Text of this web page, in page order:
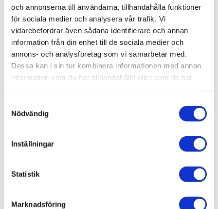
och annonserna till användarna, tillhandahålla funktioner
för sociala medier och analysera vår trafik. Vi
vidarebefordrar även sådana identifierare och annan
information från din enhet till de sociala medier och
annons- och analysföretag som vi samarbetar med.
Dessa kan i sin tur kombinera informationen med annan
information som du har tillhandahållit eller som de har
Nödvändig
Inställningar
Statistik
Marknadsföring
+
-
Lägg till i favoriter
Lagerstatus
2 st i lager
Allmänt